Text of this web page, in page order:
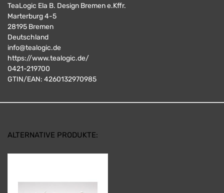
TeaLogic Ela B. Design Bremen e.Kffr.
Marterburg 4-5
28195 Bremen
Deutschland
info@tealogic.de
https://www.tealogic.de/
0421-219700
GTIN/EAN: 4260132970985
ALTERNATIVE PRODUKTE: